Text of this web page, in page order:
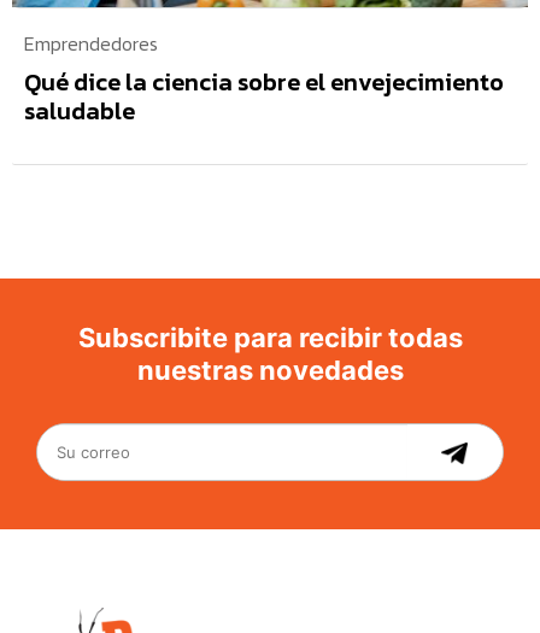
Emprendedores
Qué dice la ciencia sobre el envejecimiento
saludable
Subscribite para recibir todas
nuestras novedades